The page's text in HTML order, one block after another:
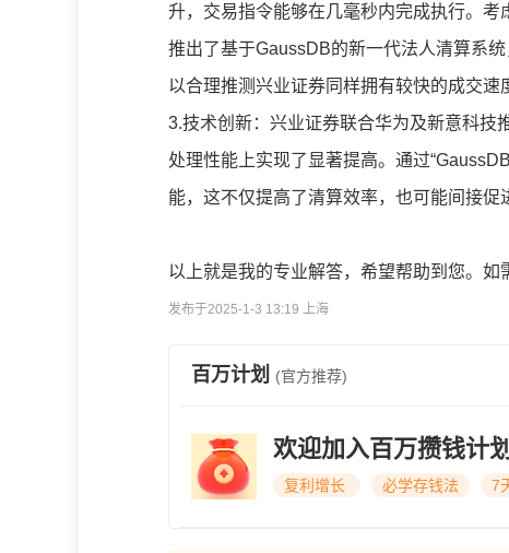
升，交易指令能够在几毫秒内完成执行。
推出了基于GaussDB的新一代法人清算系
以合理推测兴业证券同样拥有较快的成交速
3.技术创新：兴业证券联合华为及新意科技
处理性能上实现了显著提高。通过
能，这不仅提高了清算效率，也可能间接促
以上就是我的专业解答，希望帮助到您。如
发布于2025-1-3 13:19 上海
百万计划 (官方推荐)
欢迎加入百万攒钱计划
复利增长
必学存钱法 7